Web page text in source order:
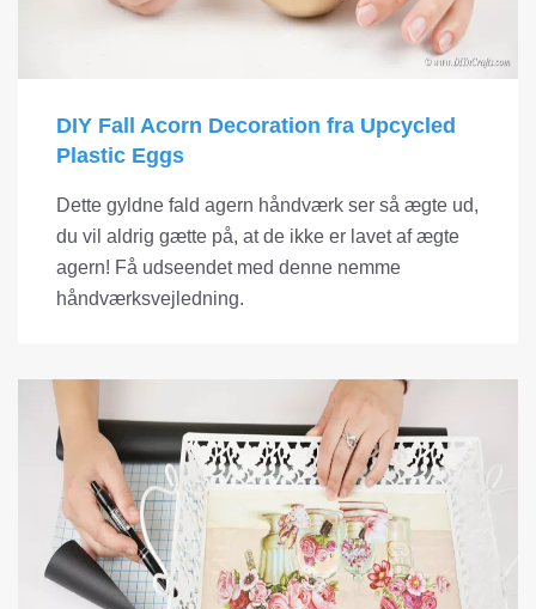
DIY Fall Acorn Decoration fra Upcycled
Plastic Eggs
Dette gyldne fald agern håndværk ser så ægte ud,
du vil aldrig gætte på, at de ikke er lavet af ægte
agern! Få udseendet med denne nemme
håndværksvejledning.